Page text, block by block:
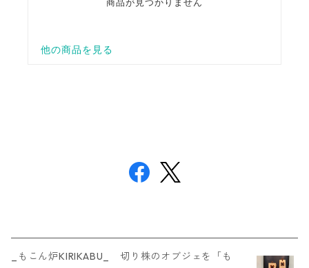
_もこん炉KIRIKABU_ 切り株のオブジェを「も